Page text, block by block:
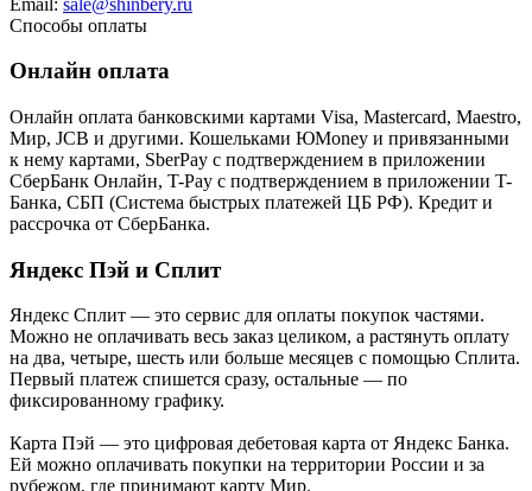
Способы оплаты
Онлайн оплата
Онлайн оплата банковскими картами Visa, Mastercard, Maestro,
Мир, JCB и другими. Кошельками ЮMoney и привязанными
к нему картами, SberPay с подтверждением в приложении
СберБанк Онлайн, T-Pay с подтверждением в приложении T-
Банка, СБП (Система быстрых платежей ЦБ РФ). Кредит и
рассрочка от СберБанка.
Яндекс Пэй и Сплит
Яндекс Cплит — это сервис для оплаты покупок частями.
Можно не оплачивать весь заказ целиком, а растянуть оплату
на два, четыре, шесть или больше месяцев с помощью Сплита.
Первый платеж спишется сразу, остальные — по
фиксированному графику.
Карта Пэй — это цифровая дебетовая карта от Яндекс Банка.
Ей можно оплачивать покупки на территории России и за
рубежом, где принимают карту Мир.